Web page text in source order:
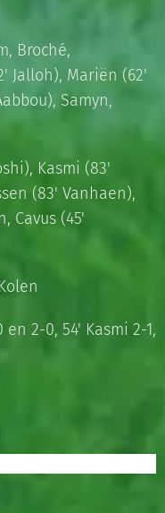
Broché,
Jalloh), Mariën (62'
Samyn,
Kasmi (83'
(83' Vanhaen),
Cavus (45'
en 2-0, 54' Kasmi 2-1,